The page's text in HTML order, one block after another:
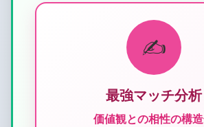
✍️
最強マッチ分析
価値観との相性の構